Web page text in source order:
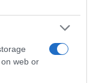
web or